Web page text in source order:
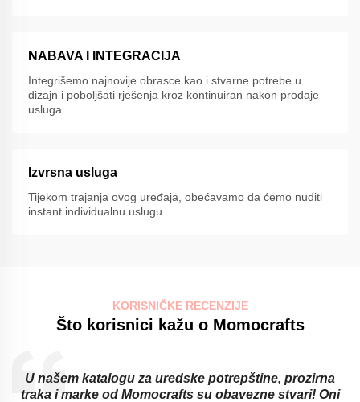
NABAVA I INTEGRACIJA
Integrišemo najnovije obrasce kao i stvarne potrebe u
dizajn i poboljšati rješenja kroz kontinuiran nakon prodaje
usluga
Izvrsna usluga
Tijekom trajanja ovog uređaja, obećavamo da ćemo nuditi
instant individualnu uslugu.
KORISNIČKE RECENZIJE
Što korisnici kažu o Momocrafts
U našem katalogu za uredske potrepštine, prozirna
traka i marke od Momocrafts su obavezne stvari! Oni